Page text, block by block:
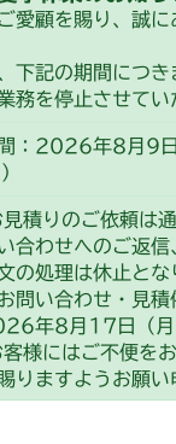
愛顧を賜り、誠に
下記の期間につ
務を停止させてい
間：2026年8月9
見積りのご依頼は
合わせへのご返
の処理は休止とな
問い合わせ・見
年8月17日（月
様にはご不便を
りますようお願い